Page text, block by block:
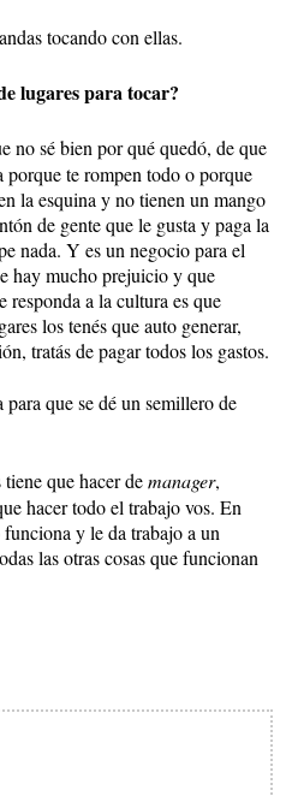
tocando con ellas.
lugares para tocar?
no sé bien por qué quedó, de que
porque te rompen todo o porque
la esquina y no tienen un mango
de gente que le gusta y paga la
nada. Y es un negocio para el
hay mucho prejuicio y que
responda a la cultura es que
los tenés que auto generar,
tratás de pagar todos los gastos.
que se dé un semillero de
que hacer demanager,
hacer todo el trabajo vos. En
y le da trabajo a un
las otras cosas que funcionan